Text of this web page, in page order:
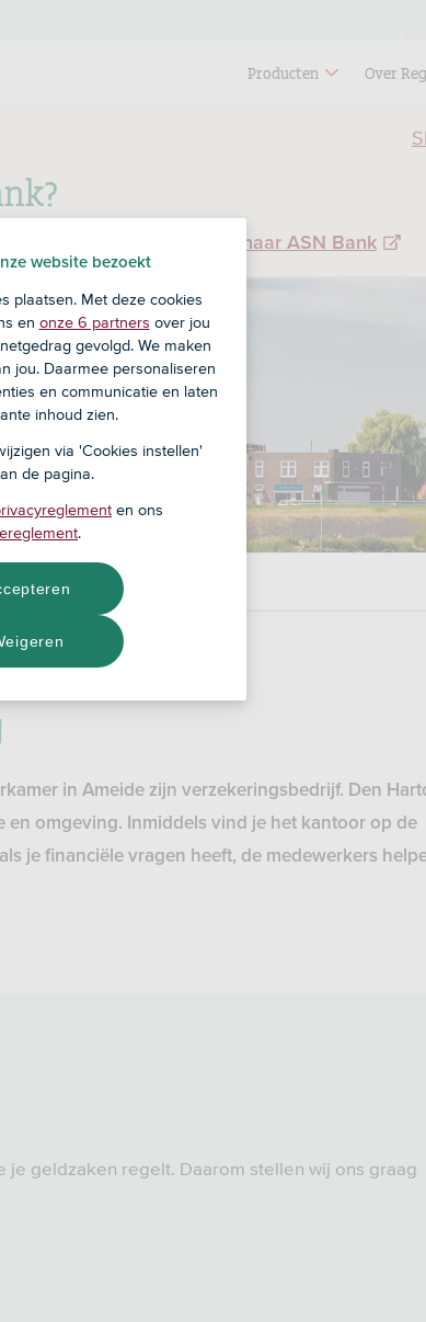
bij RegioBank? Ga dan naar ASN Bank
Producten Over
in Ameide zijn verzekeringsbedrijf. Den
omgeving. Inmiddels vind je het kantoor op de
je financiële vragen heeft, de medewerkers
geldzaken regelt. Daarom stellen wij ons graag
website bezoekt
plaatsen. Met deze cookies
en onze 6 partners over jou
gevolgd. We maken
jou. Daarmee personaliseren
en communicatie en laten
inhoud zien.
via 'Cookies instellen'
de pagina.
en ons
.